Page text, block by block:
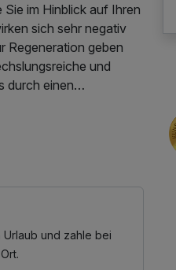
im Hinblick auf Ihren
sich sehr negativ
Regeneration geben
und
durch einen
werden kann, wo wir
Min.)
Gelenken,
und zahle bei